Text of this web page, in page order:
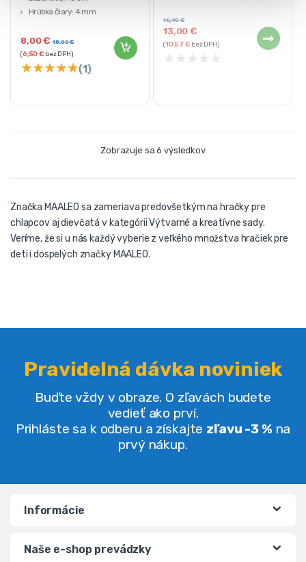
Hrúbka čiary: 4 mm
8,00€ 15,00€
(6,50€ bez DPH)
★★★★★(1)
13,00€
18,90€
(10,57€bez DPH)
★ ★ ★ ★ ★
Zobrazuje sa 6 výsledkov
Značka MAALEO sa zameriava predovšetkým na hračky pre
chlapcov aj dievčatá v kategórii Výtvarné a kreatívne sady.
Veríme, že si u nás každý vyberie z veľkého množstva hračiek pre
deti i dospelých značky MAALEO.
Pravidelná dávka noviniek
Buďte vždy v obraze. O zľavách budete
vedieť ako prví.
Prihláste sa k odberu a získajte zľavu -3 % na
prvý nákup.
Informácie
Naše e-shop prevádzky